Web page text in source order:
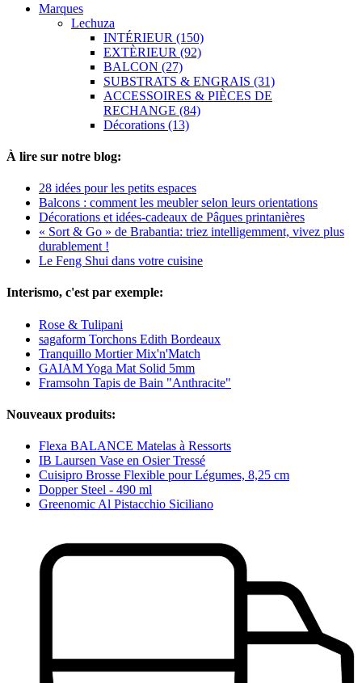
Marques
Lechuza
INTÉRIEUR (150)
EXTÈRIEUR (92)
BALCON (27)
SUBSTRATS & ENGRAIS (31)
ACCESSOIRES & PIÈCES DE
RECHANGE (84)
Décorations (13)
À lire sur notre blog:
28 idées pour les petits espaces
Balcons : comment les meubler selon leurs orientations
Décorations et idées-cadeaux de Pâques printanières
« Sort & Go » de Brabantia: triez intelligemment, vivez plus
durablement !
Le Feng Shui dans votre cuisine
Interismo, c'est par exemple:
Rose & Tulipani
sagaform Torchons Edith Bordeaux
Tranquillo Mortier Mix'n'Match
GAIAM Yoga Mat Solid 5mm
Framsohn Tapis de Bain "Anthracite"
Nouveaux produits:
Flexa BALANCE Matelas à Ressorts
IB Laursen Vase en Osier Tressé
Cuisipro Brosse Flexible pour Légumes, 8,25 cm
Dopper Steel - 490 ml
Greenomic Al Pistacchio Siciliano